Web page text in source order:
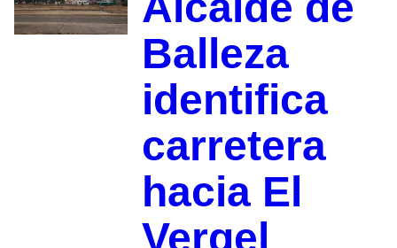
Balleza
identifica
carretera
hacia El
Vergel